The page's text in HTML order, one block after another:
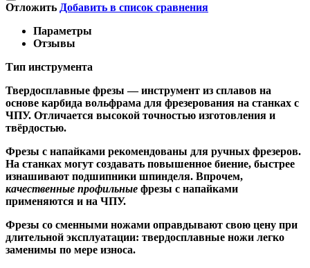
Отложить Добавить в список сравнения
Параметры
Отзывы
Тип инструмента
Твердосплавные фрезы — инструмент из сплавов на
основе карбида вольфрама для фрезерования на станках с
ЧПУ. Отличается высокой точностью изготовления и
твёрдостью.
Фрезы с напайками рекомендованы для ручных фрезеров.
На станках могут создавать повышенное биение, быстрее
изнашивают подшипники шпинделя. Впрочем,
качественные профильные фрезы с напайками
применяются и на ЧПУ.
Фрезы со сменными ножами оправдывают свою цену при
длительной эксплуатации: твердосплавные ножи легко
заменимы по мере износа.